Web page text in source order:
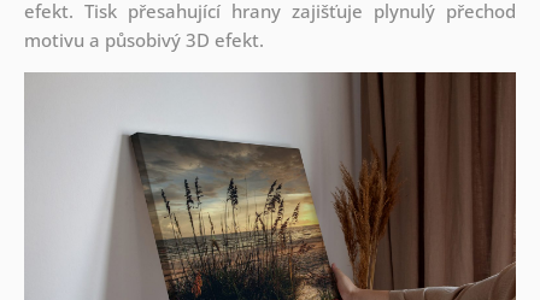
efekt. Tisk přesahující hrany zajišťuje plynulý přechod
motivu a působivý 3D efekt.